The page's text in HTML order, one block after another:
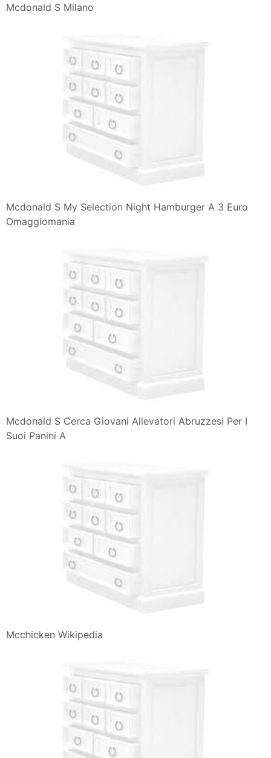
Mcdonald S Milano
Mcdonald S My Selection Night Hamburger A 3 Euro
Omaggiomania
Mcdonald S Cerca Giovani Allevatori Abruzzesi Per I
Suoi Panini A
Mcchicken Wikipedia